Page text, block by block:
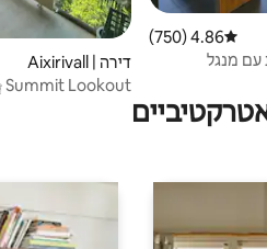
דירוג ממוצע של 4.86 מתוך 5, 750 ביקורות
4.86 (750)
עם מנגל
דירה | Aixirivall